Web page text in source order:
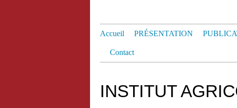
Accueil PRÉSENTATION
Contact
INSTITUT